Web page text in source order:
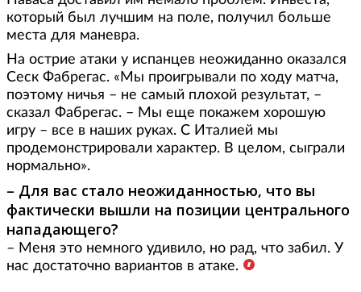
который был лучшим на поле, получил больше
места для маневра.
На острие атаки у испанцев неожиданно оказался
Сеск Фабрегас. «Мы проигрывали по ходу матча,
поэтому ничья – не самый плохой результат, –
сказал Фабрегас. – Мы еще покажем хорошую
игру – все в наших руках. С Италией мы
продемонстрировали характер. В целом, сыграли
нормально».
– Для вас стало неожиданностью, что вы
фактически вышли на позиции центрального
нападающего?
– Меня это немного удивило, но рад, что забил. У
нас достаточно вариантов в атаке.